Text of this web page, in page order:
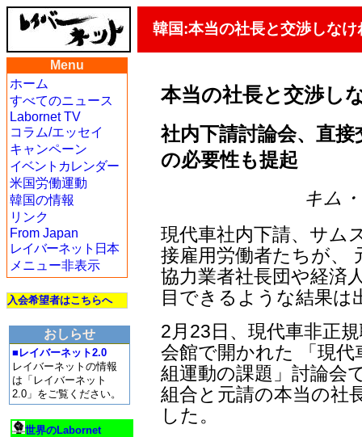
韓国:本当の社長と交渉しな
Menu
ホーム
すべてのニュース
Labornet TV
コラム/エッセイ
キャンペーン
イベントカレンダー
米国労働運動
韓国の情報
リンク
From Japan
レイバーネット日本
メニュー非表示
入会希望者はこちらへ
おしらせ
■レイバーネット2.0
レイバーネットの情報
は「レイバーネット
2.0」をご覧ください。
世界のLabornet
本当の社長と交渉し
社内下請討論会、直
の必要性も提起
キム
現代車社内下請、サム
接雇用労働者たちが、
協力業者社長団や経済
目できるような結果
2月23日、現代車非正
会館で開かれた 「現
組運動の課題」討論会
組合と元請の本当の社
した。